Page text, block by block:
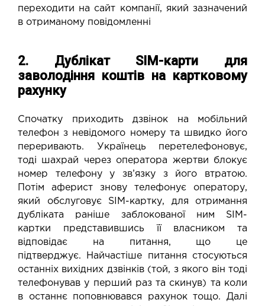
переходити на сайт компанії, який зазначений
в отриманому повідомленні
2. Дублікат SIM-карти для
заволодіння коштів на картковому
рахунку
Спочатку приходить дзвінок на мобільний
телефон з невідомого номеру та швидко його
переривають. Українець перетелефоновує,
тоді шахрай через оператора жертви блокує
номер телефону у зв’язку з його втратою.
Потім аферист знову телефонує оператору,
який обслуговує SIM-картку, для отримання
дубліката раніше заблокованої ним SIM-
картки представившись її власником та
відповідає на питання, що це
підтверджує. Найчастіше питання стосуються
останніх вихідних дзвінків (той, з якого він тоді
телефонував у перший раз та скинув) та коли
в останнє поповнювався рахунок тощо. Далі